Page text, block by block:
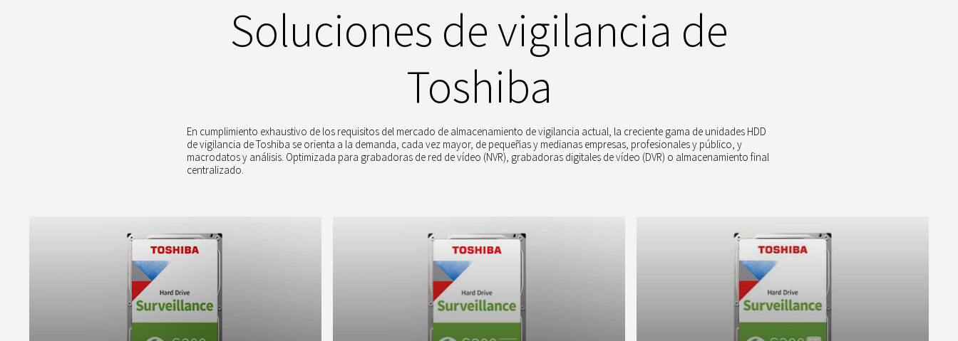
Soluciones de vigilancia de
Toshiba
En cumplimiento exhaustivo de los requisitos del mercado de almacenamiento de vigilancia actual, la creciente gama de unidades HDD
de vigilancia de Toshiba se orienta a la demanda, cada vez mayor, de pequeñas y medianas empresas, profesionales y público, y
macrodatos y análisis. Optimizada para grabadoras de red de vídeo (NVR), grabadoras digitales de vídeo (DVR) o almacenamiento final
centralizado.